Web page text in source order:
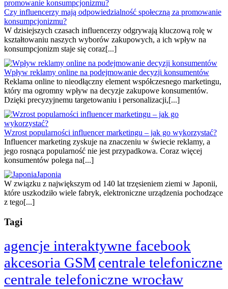
Czy influencerzy mają odpowiedzialność społeczną za promowanie
konsumpcjonizmu?
W dzisiejszych czasach influencerzy odgrywają kluczową rolę w
kształtowaniu naszych wyborów zakupowych, a ich wpływ na
konsumpcjonizm staje się coraz[...]
Wpływ reklamy online na podejmowanie decyzji konsumentów
Reklama online to nieodłączny element współczesnego marketingu,
który ma ogromny wpływ na decyzje zakupowe konsumentów.
Dzięki precyzyjnemu targetowaniu i personalizacji,[...]
Wzrost popularności influencer marketingu – jak go wykorzystać?
Influencer marketing zyskuje na znaczeniu w świecie reklamy, a
jego rosnąca popularność nie jest przypadkowa. Coraz więcej
konsumentów polega na[...]
Japonia
W związku z największym od 140 lat trzęsieniem ziemi w Japonii,
które uszkodziło wiele fabryk, elektroniczne urządzenia pochodzące
z tego[...]
Tagi
agencje interaktywne facebook
akcesoria GSMcentrale telefoniczne
centrale telefoniczne wrocław